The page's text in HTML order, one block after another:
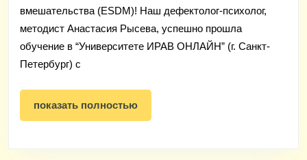
вмешательства (ESDM)! Наш дефектолог-психолог,
методист Анастасия Рысева, успешно прошла
обучение в “Университете ИРАВ ОНЛАЙН” (г. Санкт-
Петербург) с
показать полностьюпоказать
полностью